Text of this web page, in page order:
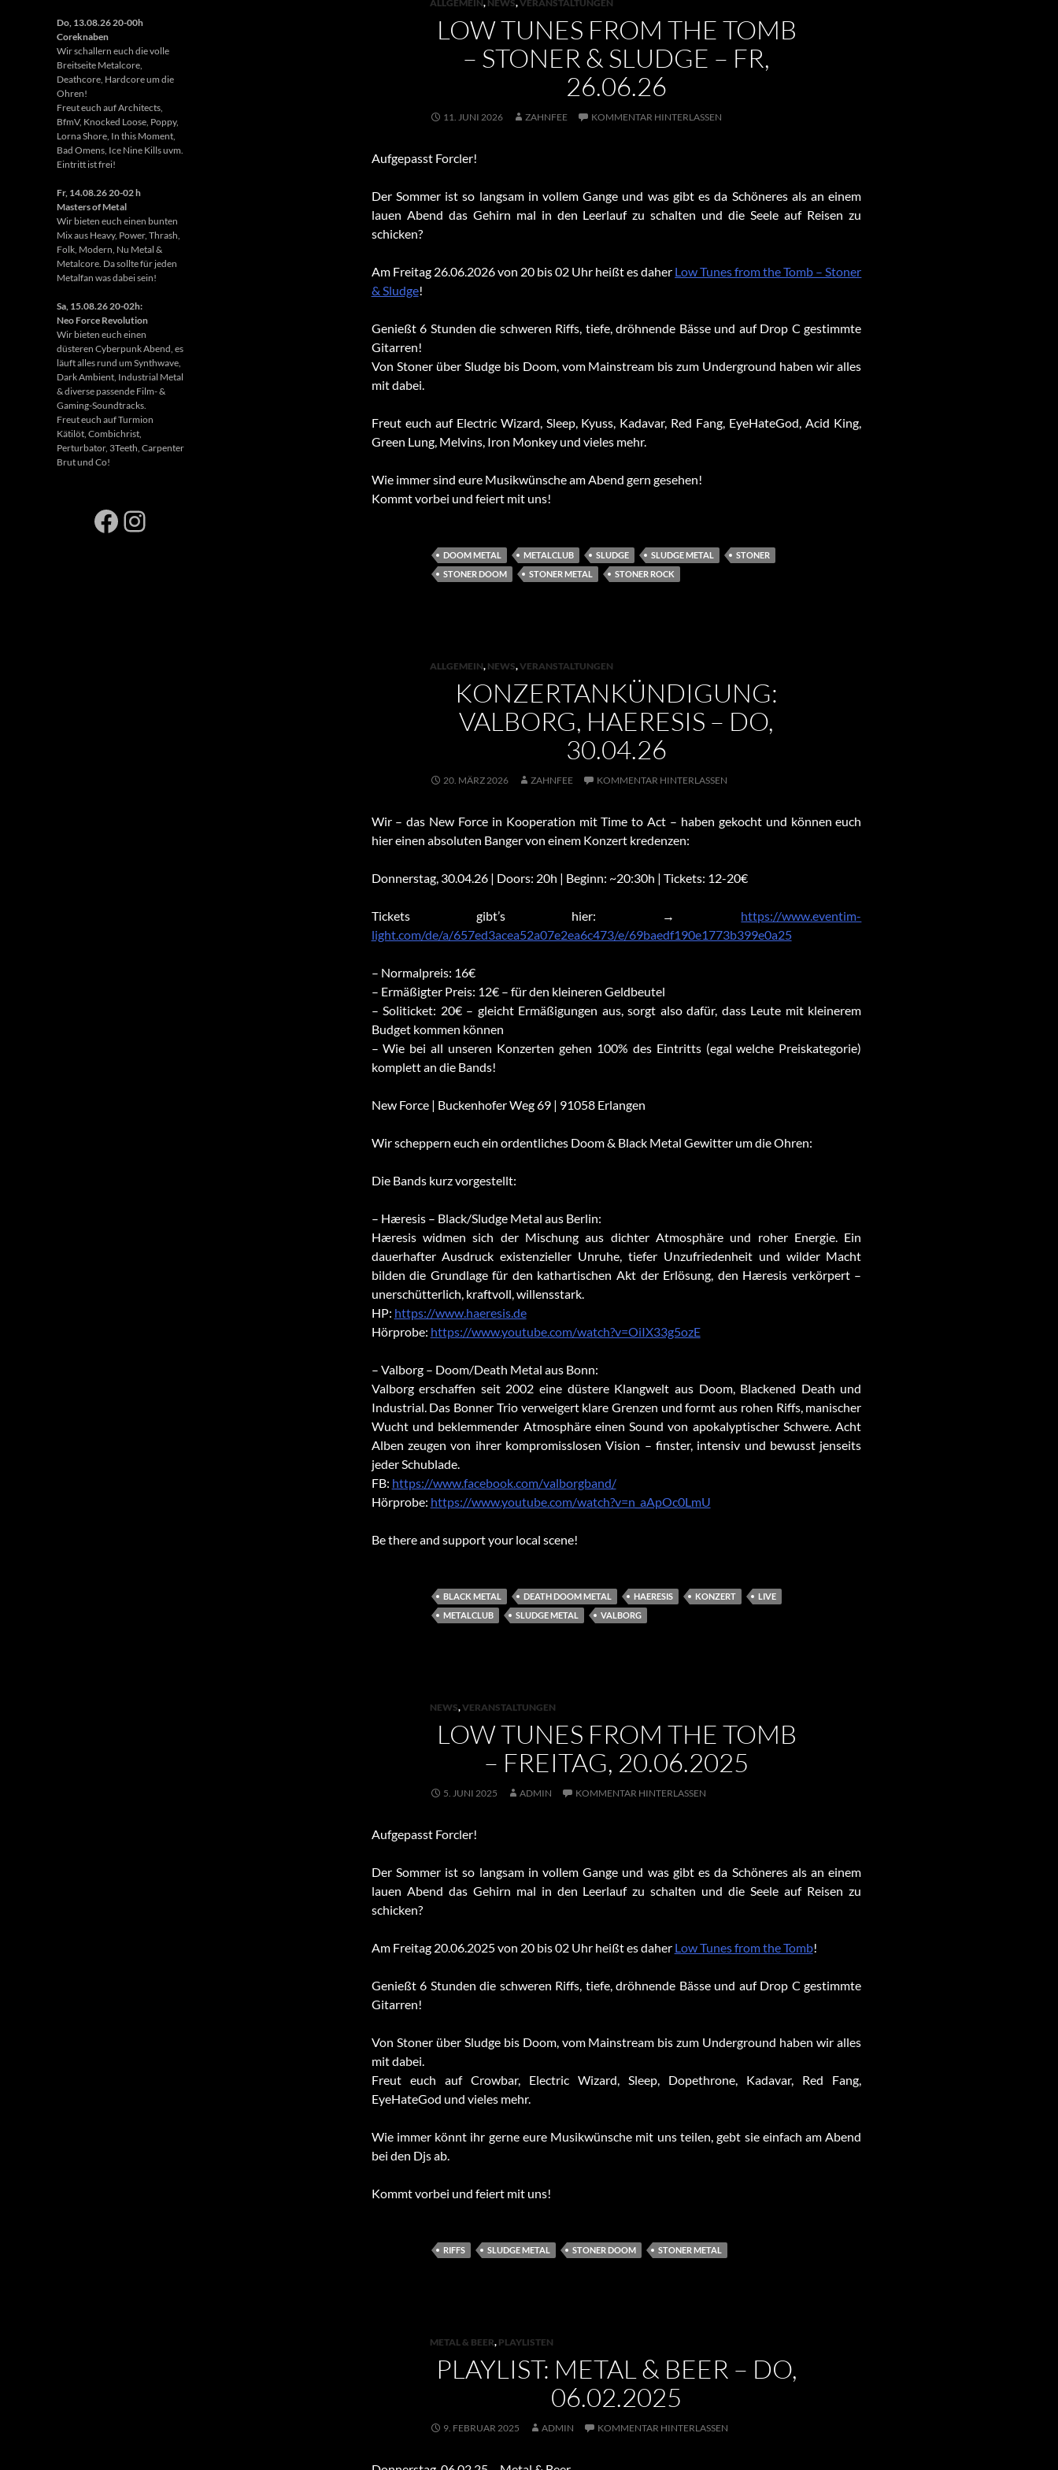
ALLGEMEIN, NEWS,VERANSTALTUNGEN
LOW TUNES FROM THE TOMB
– STONER & SLUDGE – FR,
26.06.26
11. JUNI 2026 ZAHNFEE KOMMENTAR HINTERLASSEN
Aufgepasst Forcler!
Der Sommer ist so langsam in vollem Gange und was gibt es da Schöneres als an einem
lauen Abend das Gehirn mal in den Leerlauf zu schalten und die Seele auf Reisen zu
schicken?
Am Freitag 26.06.2026 von 20 bis 02 Uhr heißt es daher Low Tunes from the Tomb – Stoner
& Sludge!
Genießt 6 Stunden die schweren Riffs, tiefe, dröhnende Bässe und auf Drop C gestimmte
Gitarren!
Von Stoner über Sludge bis Doom, vom Mainstream bis zum Underground haben wir alles
mit dabei.
Freut euch auf Electric Wizard, Sleep, Kyuss, Kadavar, Red Fang, EyeHateGod, Acid King,
Green Lung, Melvins, Iron Monkey und vieles mehr.
Wie immer sind eure Musikwünsche am Abend gern gesehen!
Kommt vorbei und feiert mit uns!
DOOM METAL METALCLUB SLUDGE SLUDGE METAL
STONER
STONER DOOM
STONER METAL STONER ROCK
ALLGEMEIN, NEWS,VERANSTALTUNGEN
KONZERTANKÜNDIGUNG:
VALBORG, HAERESIS – DO,
30.04.26
20. MÄRZ 2026 ZAHNFEE KOMMENTAR HINTERLASSEN
Wir – das New Force in Kooperation mit Time to Act – haben gekocht und können euch
hier einen absoluten Banger von einem Konzert kredenzen:
Donnerstag, 30.04.26 | Doors: 20h | Beginn: ~20:30h | Tickets: 12-20€
Tickets gibt’s hier: → https://www.eventim-
light.com/de/a/657ed3acea52a07e2ea6c473/e/69baedf190e1773b399e0a25
– Normalpreis: 16€
– Ermäßigter Preis: 12€ – für den kleineren Geldbeutel
– Soliticket: 20€ – gleicht Ermäßigungen aus, sorgt also dafür, dass Leute mit kleinerem
Budget kommen können
– Wie bei all unseren Konzerten gehen 100% des Eintritts (egal welche Preiskategorie)
komplett an die Bands!
New Force | Buckenhofer Weg 69 | 91058 Erlangen
Wir scheppern euch ein ordentliches Doom & Black Metal Gewitter um die Ohren:
Die Bands kurz vorgestellt:
– Hæresis – Black/Sludge Metal aus Berlin:
Hæresis widmen sich der Mischung aus dichter Atmosphäre und roher Energie. Ein
dauerhafter Ausdruck existenzieller Unruhe, tiefer Unzufriedenheit und wilder Macht
bilden die Grundlage für den kathartischen Akt der Erlösung, den Hæresis verkörpert –
unerschütterlich, kraftvoll, willensstark.
HP: https://www.haeresis.de
Hörprobe: https://www.youtube.com/watch?v=OiIX33g5ozE
– Valborg – Doom/Death Metal aus Bonn:
Valborg erschaffen seit 2002 eine düstere Klangwelt aus Doom, Blackened Death und
Industrial. Das Bonner Trio verweigert klare Grenzen und formt aus rohen Riffs, manischer
Wucht und beklemmender Atmosphäre einen Sound von apokalyptischer Schwere. Acht
Alben zeugen von ihrer kompromisslosen Vision – finster, intensiv und bewusst jenseits
jeder Schublade.
FB: https://www.facebook.com/valborgband/
Hörprobe: https://www.youtube.com/watch?v=n_aApOc0LmU
Be there and support your local scene!
BLACK METAL DEATH DOOM METAL HAERESIS KONZERT
LIVE
METALCLUB
SLUDGE METAL VALBORG
NEWS,VERANSTALTUNGEN
LOW TUNES FROM THE TOMB
– FREITAG, 20.06.2025
5. JUNI 2025 ADMIN KOMMENTAR HINTERLASSEN
Aufgepasst Forcler!
Der Sommer ist so langsam in vollem Gange und was gibt es da Schöneres als an einem
lauen Abend das Gehirn mal in den Leerlauf zu schalten und die Seele auf Reisen zu
schicken?
Am Freitag 20.06.2025 von 20 bis 02 Uhr heißt es daher Low Tunes from the Tomb!
Genießt 6 Stunden die schweren Riffs, tiefe, dröhnende Bässe und auf Drop C gestimmte
Gitarren!
Von Stoner über Sludge bis Doom, vom Mainstream bis zum Underground haben wir alles
mit dabei.
Freut euch auf Crowbar, Electric Wizard, Sleep, Dopethrone, Kadavar, Red Fang,
EyeHateGod und vieles mehr.
Wie immer könnt ihr gerne eure Musikwünsche mit uns teilen, gebt sie einfach am Abend
bei den Djs ab.
Kommt vorbei und feiert mit uns!
RIFFS SLUDGE METAL STONER DOOM STONER METAL
METAL & BEER, PLAYLISTEN
PLAYLIST: METAL & BEER – DO,
06.02.2025
9. FEBRUAR 2025 ADMIN KOMMENTAR HINTERLASSEN
Do, 13.08.26 20-00h
Coreknaben
Wir schallern euch die volle
Breitseite Metalcore,
Deathcore, Hardcore um die
Ohren!
Freut euch auf Architects,
BfmV, Knocked Loose, Poppy,
Lorna Shore, In this Moment,
Bad Omens, Ice Nine Kills uvm.
Eintritt ist frei!
Fr, 14.08.26 20-02 h
Masters of Metal
Wir bieten euch einen bunten
Mix aus Heavy, Power, Thrash,
Folk, Modern, Nu Metal &
Metalcore. Da sollte für jeden
Metalfan was dabei sein!
Sa, 15.08.26 20-02h:
Neo Force Revolution
Wir bieten euch einen
düsteren Cyberpunk Abend, es
läuft alles rund um Synthwave,
Dark Ambient, Industrial Metal
& diverse passende Film- &
Gaming-Soundtracks.
Freut euch auf Turmion
Kätilöt, Combichrist,
Perturbator, 3Teeth, Carpenter
Brut und Co!
Facebook
Instagram